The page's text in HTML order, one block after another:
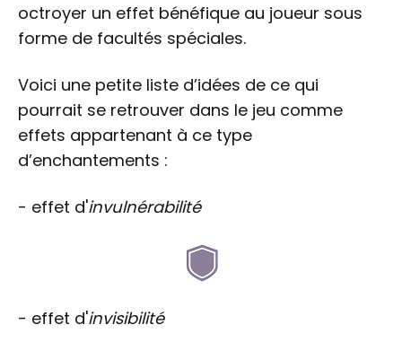
octroyer un effet bénéfique au joueur sous
forme de facultés spéciales.
Voici une petite liste d’idées de ce qui
pourrait se retrouver dans le jeu comme
effets appartenant à ce type
d’enchantements :
- effet d'invulnérabilité
- effet d'invisibilité